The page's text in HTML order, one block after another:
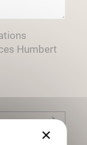
Humbert
×